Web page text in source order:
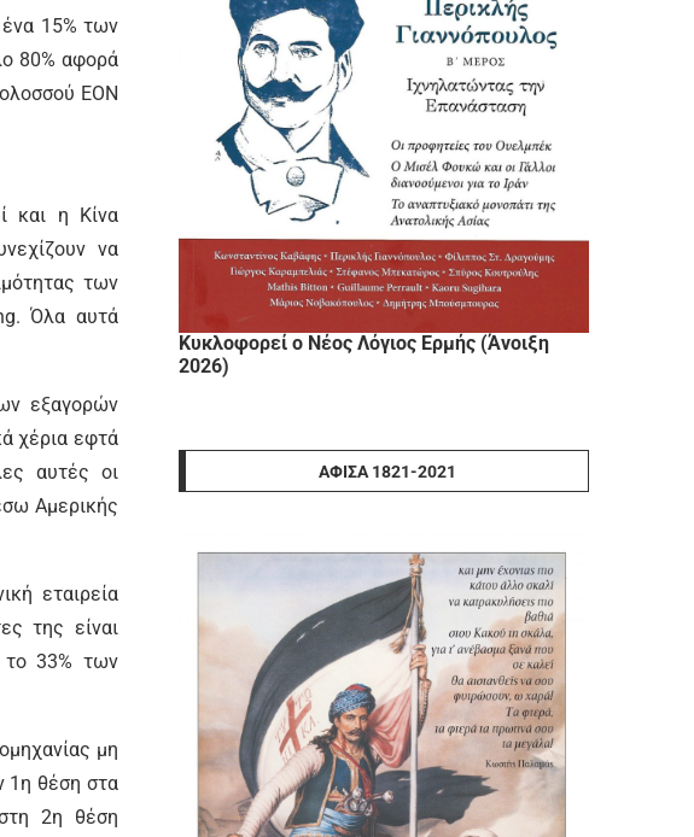
ένα 15% των
80% αφορά
ΕΟΝ
και η Κίνα
να
των
Όλα αυτά
εξαγορών
χέρια εφτά
αυτές οι
Αμερικής
εταιρεία
της είναι
το 33% των
μη
1η θέση στα
2η θέση
Κυκλοφορεί ο Νέος Λόγιος Ερμής (Άνοιξη
2026)
ΑΦΊΣΑ 1821-2021